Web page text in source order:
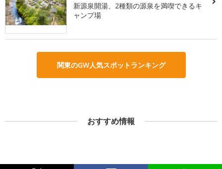
新源泉開湯、2種類の源泉を満喫できるキ
ャンプ場
関東のGW人気スポットランキング
おすすめ情報